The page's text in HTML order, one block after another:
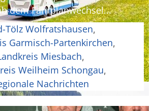
dem Fahrplanwechsel...
Tölz Wolfratshausen,
Garmisch-Partenkirchen,
Miesbach,
Weilheim Schongau,
Nachrichten